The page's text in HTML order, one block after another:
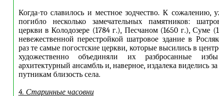
Когда-то славилось и местное зодчество. К сожалению,
погибло несколько замечательных памятников:
церкви в Колодозере (1784 г.), Песчаном (1650 г.), Суме
невежественной перестройкой шатровое здание в
раз те самые погостские церкви, которые высились в
художественно объединяли их разбросанные
архитектурный ансамбль и, наверное, издалека виделись
путникам близость села.
4. Старинные часовни